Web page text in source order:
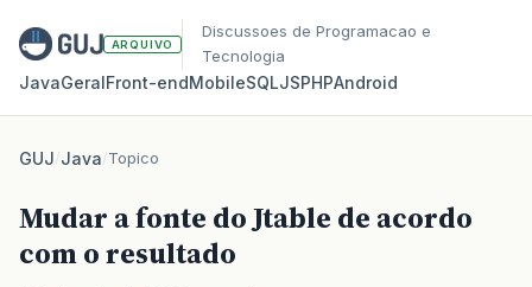
ARQUIVO
Discussoes de Programacao e
Tecnologia
JavaGeralFront‑endMobileSQLJSPHPAndroid
GUJ/Java/Topico
Mudar a fonte do Jtable de acordo
com o resultado